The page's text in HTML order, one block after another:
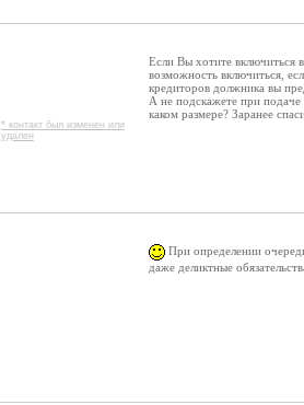
* контакт был изменен или
удален
Если Вы хотите включиться
возможность включиться,
кредиторов должника вы
А не подскажете при подаче
каком размере? Заранее
При определении
даже деликтные